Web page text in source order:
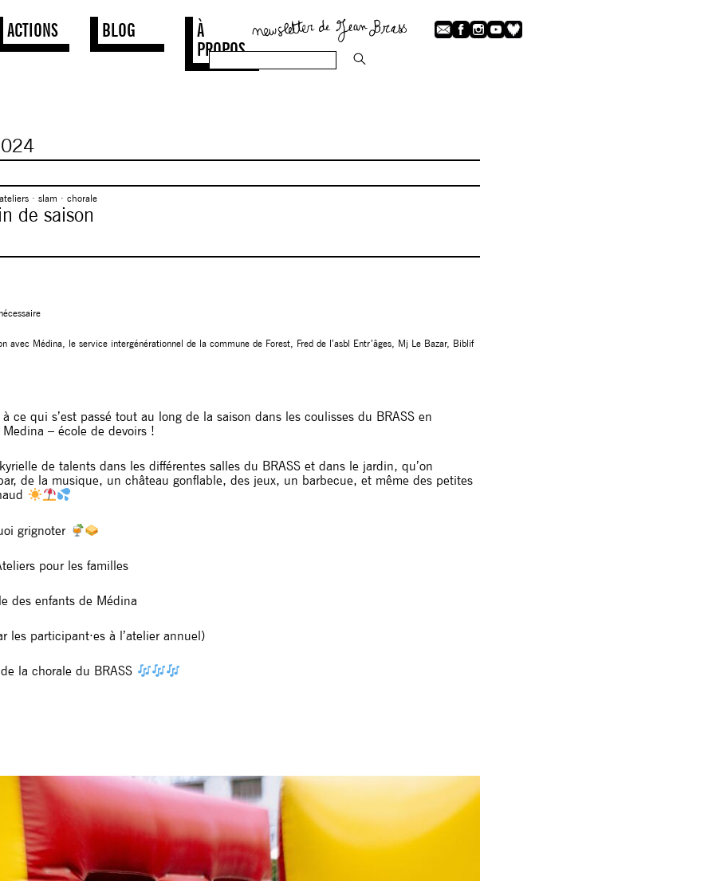
ACTIONS BLOG
À
PROPOS
· slam · chorale
de saison
avec Médina, le service intergénérationnel de la commune de Forest, Fred de l’asbl Entr’âges, Mj Le Bazar, Biblif
ce qui s’est passé tout au long de la saison dans les coulisses du BRASS en
– école de devoirs !
de talents dans les différentes salles du BRASS et dans le jardin, qu’on
de la musique, un château gonflable, des jeux, un barbecue, et même des petites
grignoter
pour les familles
des enfants de Médina
les participant·es à l’atelier annuel)
la chorale du BRASS